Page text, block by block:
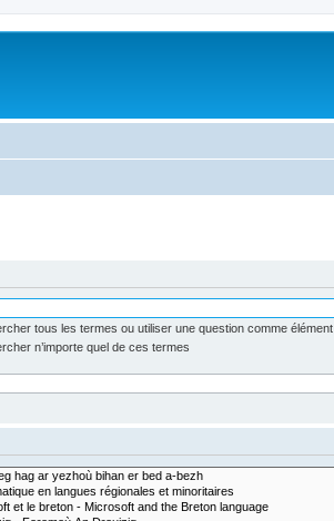
tous les termes ou utiliser une question comme élément
n’importe quel de ces termes